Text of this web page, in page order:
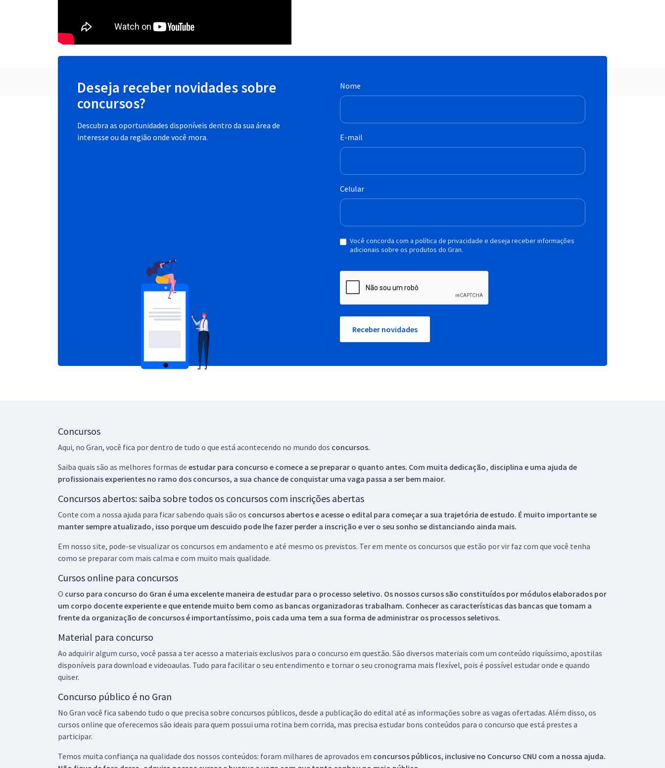
Deseja receber novidades sobre
concursos?
Descubra as oportunidades disponíveis dentro da sua área de
interesse ou da região onde você mora.
Nome
E-mail
Celular
Você concorda com a política de privacidade e deseja receber informações
adicionais sobre os produtos do Gran.
Receber novidades
Concursos
Aqui, no Gran, você fica por dentro de tudo o que está acontecendo no mundo dos concursos.
Saiba quais são as melhores formas de estudar para concurso e comece a se preparar o quanto antes. Com muita dedicação, disciplina e uma ajuda de
profissionais experientes no ramo dos concursos, a sua chance de conquistar uma vaga passa a ser bem maior.
Concursos abertos: saiba sobre todos os concursos com inscrições abertas
Conte com a nossa ajuda para ficar sabendo quais são os concursos abertos e acesse o edital para começar a sua trajetória de estudo. É muito importante se
manter sempre atualizado, isso porque um descuido pode lhe fazer perder a inscrição e ver o seu sonho se distanciando ainda mais.
Em nosso site, pode-se visualizar os concursos em andamento e até mesmo os previstos. Ter em mente os concursos que estão por vir faz com que você tenha
como se preparar com mais calma e com muito mais qualidade.
Cursos online para concursos
O curso para concurso do Gran é uma excelente maneira de estudar para o processo seletivo. Os nossos cursos são constituídos por módulos elaborados por
um corpo docente experiente e que entende muito bem como as bancas organizadoras trabalham. Conhecer as características das bancas que tomam a
frente da organização de concursos é importantíssimo, pois cada uma tem a sua forma de administrar os processos seletivos.
Material para concurso
Ao adquirir algum curso, você passa a ter acesso a materiais exclusivos para o concurso em questão. São diversos materiais com um conteúdo riquíssimo, apostilas
disponíveis para download e videoaulas. Tudo para facilitar o seu entendimento e tornar o seu cronograma mais flexível, pois é possível estudar onde e quando
quiser.
Concurso público é no Gran
No Gran você fica sabendo tudo o que precisa sobre concursos públicos, desde a publicação do edital até as informações sobre as vagas ofertadas. Além disso, os
cursos online que oferecemos são ideais para quem possui uma rotina bem corrida, mas precisa estudar bons conteúdos para o concurso que está prestes a
participar.
Temos muita confiança na qualidade dos nossos conteúdos: foram milhares de aprovados em concursos públicos, inclusive no Concurso CNU com a nossa ajuda.